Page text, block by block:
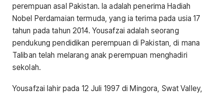
perempuan asal Pakistan. Ia adalah penerima Hadiah
Nobel Perdamaian termuda, yang ia terima pada usia 17
tahun pada tahun 2014. Yousafzai adalah seorang
pendukung pendidikan perempuan di Pakistan, di mana
Taliban telah melarang anak perempuan menghadiri
sekolah.
Yousafzai lahir pada 12 Juli 1997 di Mingora, Swat Valley,